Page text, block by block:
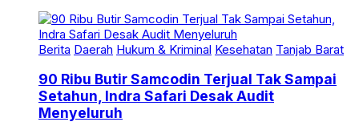
Berita Daerah Hukum & Kriminal Kesehatan Tanjab Barat
90 Ribu Butir Samcodin Terjual Tak Sampai
Setahun, Indra Safari Desak Audit
Menyeluruh